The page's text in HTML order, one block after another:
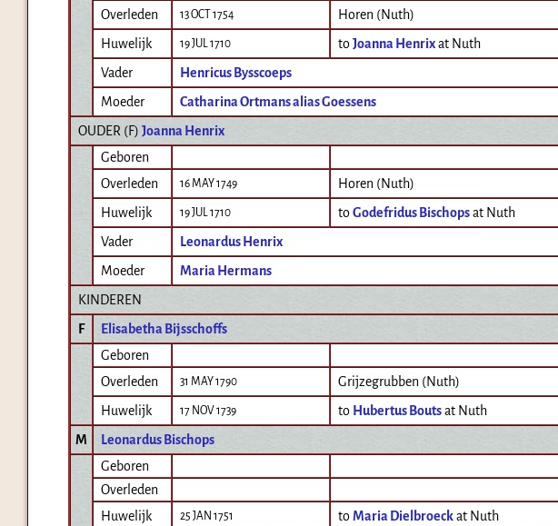
Overleden
13 OCT 1754
Horen (Nuth)
Huwelijk
19 JUL 1710 toJoanna Henrixat Nuth
Vader
Henricus Bysscoeps
Moeder
Catharina Ortmans alias Goessens
OUDER (F) Joanna Henrix
Geboren
Overleden
16 MAY 1749
Horen (Nuth)
Huwelijk
19 JUL 1710 toGodefridus Bischopsat Nuth
Vader
Leonardus Henrix
Moeder
Maria Hermans
KINDEREN
F
Elisabetha Bijsschoffs
Geboren
Overleden
31 MAY 1790
Grijzegrubben (Nuth)
Huwelijk
17 NOV 1739 to Hubertus Boutsat Nuth
M
Leonardus Bischops
Geboren
Overleden
Huwelijk
25 JAN 1751 toMaria Dielbroeckat Nuth